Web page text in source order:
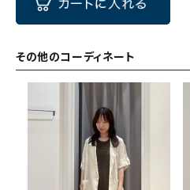
その他のコーディネート